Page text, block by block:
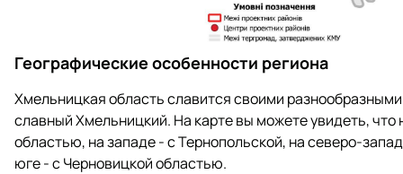
Географические особенности региона
Хмельницкая область славится своими
славный Хмельницкий. На карте вы можете увидеть, что
областью, на западе - с Тернопольской, на северо-
юге - с Черновицкой областью.